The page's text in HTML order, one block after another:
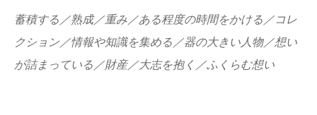
蓄積する／熟成／重み／ある程度の時間をかける／コレ
クション／情報や知識を集める／器の大きい人物／想い
が詰まっている／財産／大志を抱く／ふくらむ想い